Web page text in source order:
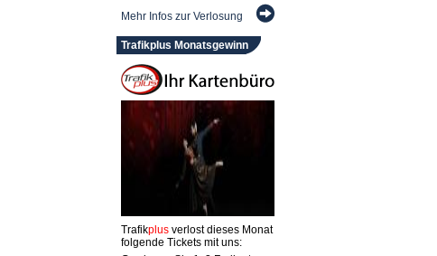
Mehr Infos zur Verlosung
Trafikplus Monatsgewinn
Trafikplusverlost dieses Monat
folgende Tickets mit uns: